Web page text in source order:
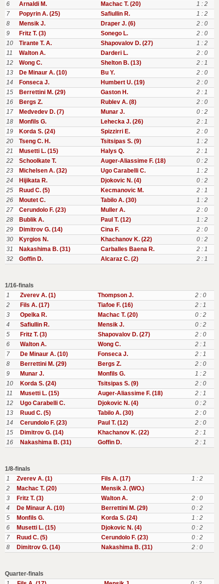
6
Arnaldi M. Machac T. (20)
1 : 2
7
Popyrin A. (25) Safiullin R.
1 : 2
8
Mensik J. Draper J. (6)
2 : 0
9
Fritz T. (3) Sonego L.
2 : 0
10
Tirante T. A. Shapovalov D. (27)
1 : 2
11
Walton A. Darderi L.
2 : 0
12
Wong C. Shelton B. (13)
2 : 1
13
De Minaur A. (10) Bu Y.
2 : 0
14
Fonseca J. Humbert U. (19)
2 : 0
15
Berrettini M. (29) Gaston H.
2 : 1
16
Bergs Z. Rublev A. (8)
2 : 0
17
Medvedev D. (7) Munar J.
0 : 2
18
Monfils G. Lehecka J. (26)
2 : 1
19
Korda S. (24) Spizzirri E.
2 : 0
20
Tseng C. H. Tsitsipas S. (9)
1 : 2
21
Musetti L. (15) Halys Q.
2 : 1
22
Schoolkate T. Auger-Aliassime F. (18)
0 : 2
23
Michelsen A. (32) Ugo Carabelli C.
1 : 2
24
Hijikata R. Djokovic N. (4)
0 : 2
25
Ruud C. (5) Kecmanovic M.
2 : 1
26
Moutet C. Tabilo A. (30)
1 : 2
27
Cerundolo F. (23) Muller A.
2 : 0
28
Bublik A. Paul T. (12)
1 : 2
29
Dimitrov G. (14) Cina F.
2 : 0
30
Kyrgios N. Khachanov K. (22)
0 : 2
31
Nakashima B. (31) Carballes Baena R.
2 : 1
32
Goffin D. Alcaraz C. (2) 2 : 1
1/16-finals
1
Zverev A. (1) Thompson J.
2 : 0
2
Fils A. (17) Tiafoe F. (16)
2 : 1
3
Opelka R. Machac T. (20)
0 : 2
4
Safiullin R. Mensik J.
0 : 2
5
Fritz T. (3) Shapovalov D. (27)
2 : 0
6
Walton A. Wong C.
2 : 1
7
De Minaur A. (10) Fonseca J.
2 : 1
8
Berrettini M. (29) Bergs Z.
2 : 0
9
Munar J. Monfils G.
1 : 2
10
Korda S. (24) Tsitsipas S. (9)
2 : 0
11
Musetti L. (15) Auger-Aliassime F. (18)
2 : 1
12
Ugo Carabelli C. Djokovic N. (4)
0 : 2
13
Ruud C. (5) Tabilo A. (30)
2 : 0
14
Cerundolo F. (23) Paul T. (12)
2 : 0
15
Dimitrov G. (14) Khachanov K. (22)
2 : 1
16
Nakashima B. (31) Goffin D. 2 : 1
1/8-finals
1
Zverev A. (1) Fils A. (17)
1 : 2
2
Machac T. (20)
Mensik J. (WO.)
3
Fritz T. (3) Walton A.
2 : 0
4
De Minaur A. (10) Berrettini M. (29)
0 : 2
5
Monfils G. Korda S. (24)
1 : 2
6
Musetti L. (15) Djokovic N. (4)
0 : 2
7
Ruud C. (5) Cerundolo F. (23)
0 : 2
8
Dimitrov G. (14) Nakashima B. (31) 2 : 0
Quarter-finals